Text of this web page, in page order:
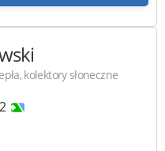
kolektory słoneczne